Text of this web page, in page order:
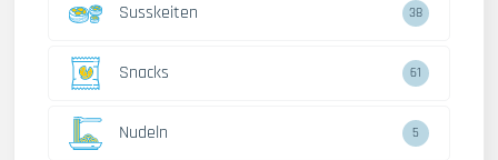
Susskeiten 38
Snacks 61
Nudeln 5